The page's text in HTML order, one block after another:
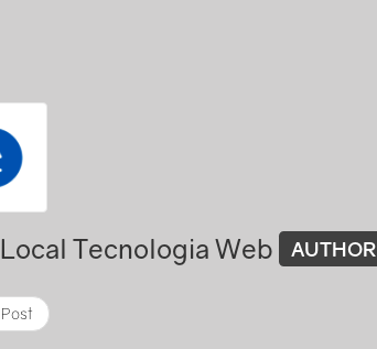
Tecnologia Web AUTHOR